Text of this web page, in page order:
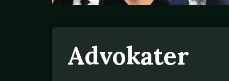
Advokater